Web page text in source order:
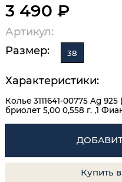
3 490 ₽
Артикул:
Размер:
38
Характеристики:
Колье 3111641-00775 Ag
бриолет 5,00 0,558 г. ,1
Купить